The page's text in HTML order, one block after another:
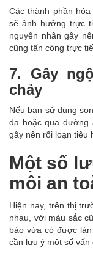
Các thành phần
sẽ ảnh hưởng trực
nguyên nhân gây
cũng tấn công trực
7. Gây
chảy
Nếu bạn sử dụng
da hoặc qua đường
gây nên rối loạn tiêu
Một số
môi an
Hiện nay, trên thị
nhau, với màu sắc
bảo vừa có được
cần lưu ý một số vấn